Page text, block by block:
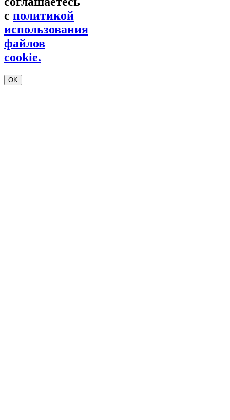
с политикой
использования
файлов
cookie.
OK